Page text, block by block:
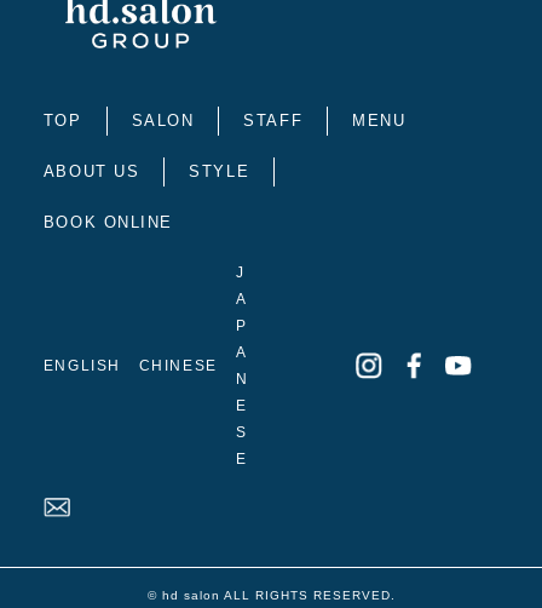
TOP SALON STAFF MENU
ABOUT US STYLE
BOOK ONLINE
ENGLISH CHINESE
J
A
P
A
N
E
S
E
© hd salon ALL RIGHTS RESERVED.